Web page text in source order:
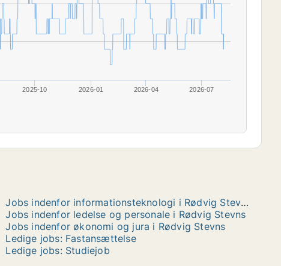
2025-10 2026-01 2026-04 2026-07
Jobs indenfor informationsteknologi i Rødvig Stevns
Jobs indenfor ledelse og personale i Rødvig Stevns
Jobs indenfor økonomi og jura i Rødvig Stevns
Ledige jobs: Fastansættelse
Ledige jobs: Studiejob